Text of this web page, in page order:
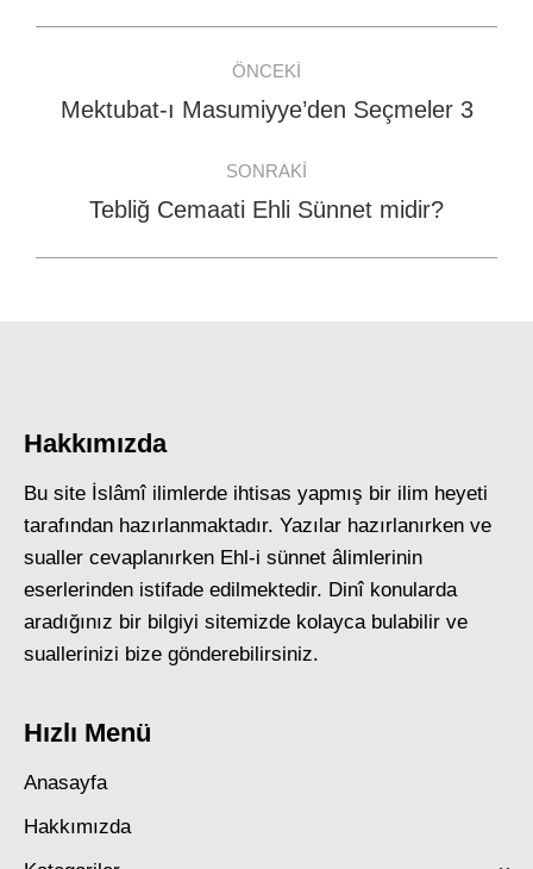
navigation
ÖNCEKI
Previous
Mektubat-ı Masumiyye’den Seçmeler 3
SONRAKI
Next
Tebliğ Cemaati Ehli Sünnet midir?
Hakkımızda
Bu site İslâmî ilimlerde ihtisas yapmış bir ilim heyeti
tarafından hazırlanmaktadır. Yazılar hazırlanırken ve
sualler cevaplanırken Ehl-i sünnet âlimlerinin
eserlerinden istifade edilmektedir. Dinî konularda
aradığınız bir bilgiyi sitemizde kolayca bulabilir ve
suallerinizi bize gönderebilirsiniz.
Hızlı Menü
Anasayfa
Hakkımızda